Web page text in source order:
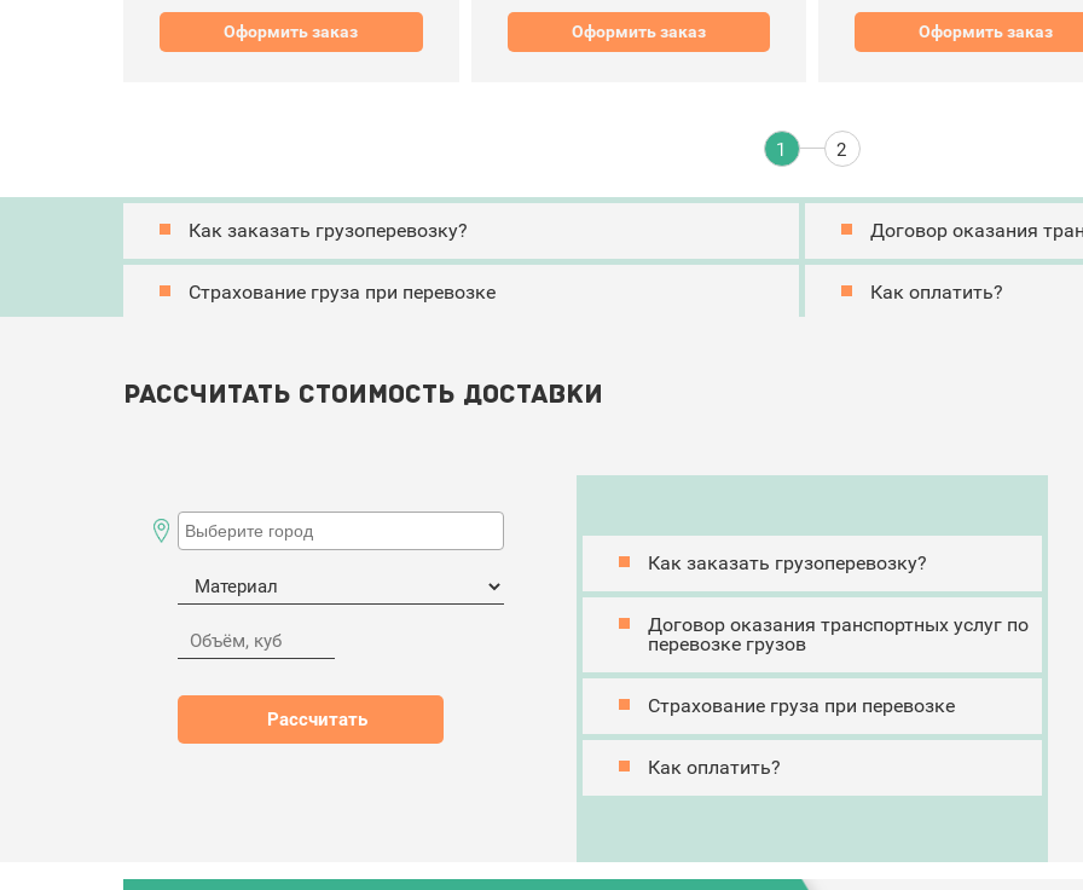
Оформить заказ Оформить заказ Оформить заказ
Как заказать грузоперевозку? Договор оказания
Страхование груза при перевозке Как оплатить?
Рассчитать стоимость доставки
Как заказать грузоперевозку?
Договор оказания транспортных услуг по
перевозке грузов
Страхование груза при перевозке
Как оплатить?